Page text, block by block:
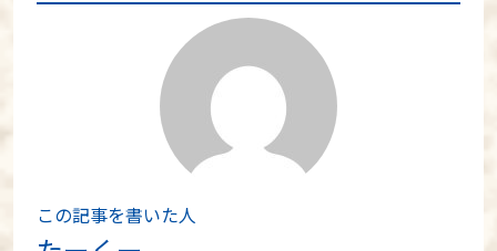
この記事を書いた人